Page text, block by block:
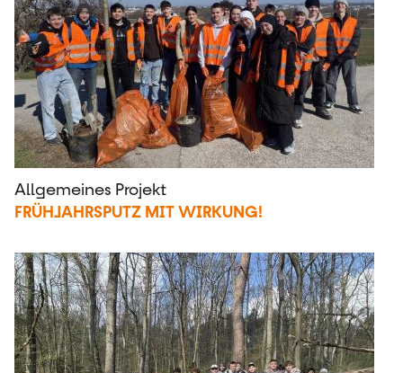
Allgemeines Projekt
FRÜHJAHRSPUTZ MIT WIRKUNG!